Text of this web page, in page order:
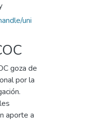
uni
goza de
por la
aporte a